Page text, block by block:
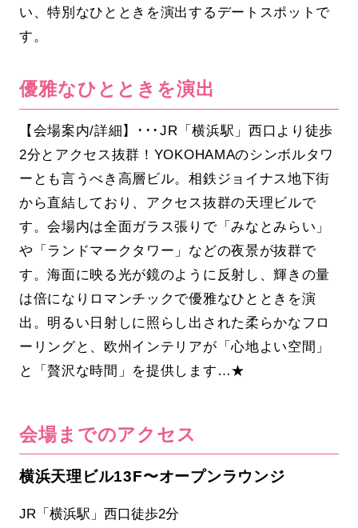
い、特別なひとときを演出するデートスポットで
す。
優雅なひとときを演出
【会場案内/詳細】･･･JR「横浜駅」西口より徒歩
2分とアクセス抜群！YOKOHAMAのシンボルタワ
ーとも言うべき高層ビル。相鉄ジョイナス地下街
から直結しており、アクセス抜群の天理ビルで
す。会場内は全面ガラス張りで「みなとみらい」
や「ランドマークタワー」などの夜景が抜群で
す。海面に映る光が鏡のように反射し、輝きの量
は倍になりロマンチックで優雅なひとときを演
出。明るい日射しに照らし出された柔らかなフロ
ーリングと、欧州インテリアが「心地よい空間」
と「贅沢な時間」を提供します…★
会場までのアクセス
横浜天理ビル13F〜オープンラウンジ
JR「横浜駅」西口徒歩2分